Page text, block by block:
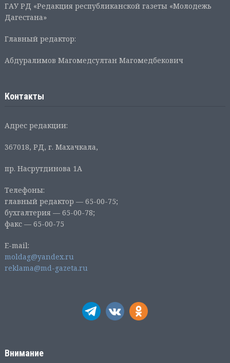
ГАУ РД «Редакция республиканской газеты «Молодежь
Дагестана»
Главный редактор:
Абдуралимов Магомедсултан Магомедбекович
Контакты
Адрес редакции:
367018, РД, г. Махачкала,
пр. Насрутдинова 1А
Телефоны:
главный редактор — 65-00-75;
бухгалтерия — 65-00-78;
факс — 65-00-75
E-mail:
moldag@yandex.ru
reklama@md-gazeta.ru
Внимание